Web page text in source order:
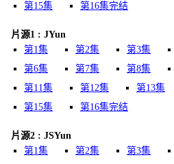
第15集
第16集完结
片源1 : JYun
第1集
第2集 第3集
第6集
第7集 第8集
第11集
第12集 第13集
第15集
第16集完结
片源2 : JSYun
第1集
第2集 第3集